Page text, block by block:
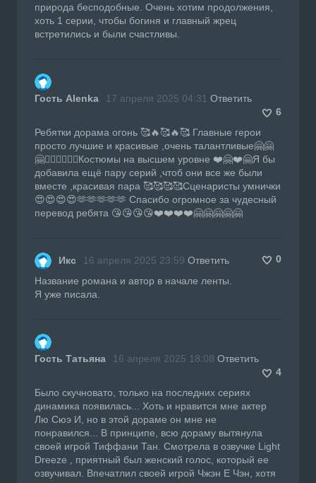
природа бесподобные. Очень хотим продолжения,
хоть 1 серии, чтобы богиня и главный жрец
встретились и были счастливы.
Гость Alenka 17 апреля 2025 04:31 Ответить
6
Ребятки дорама огонь 🥰🔥🥰🔥🥰 Главные герои
просто лучшие и красивые ,очень талантливые🤗🤗
🤗❤️‍🔥❤️‍🔥❤️‍🔥Костюмы на высшем уровне ❤️🤗❤️🤗Я бы
добавила ещё пару серий ,чтоб они все же были
вместе ,красивая пара 🥰🥰🥰🥰Сценаристы умнички
😍😍😍😍🫶🫶🫶🫶🫶 Спасибо огромное за чудесный
перевод ребята 😘😘😘😘❤️❤️❤️❤️🤗🤗🤗🤗🤗
Икс 16 апреля 2025 23:59 Ответить
0
Название романа и автор в начале ленты.
Я уже писала.
Гость Татьяна 16 апреля 2025 18:08 Ответить
4
Было скучновато, только на последних сериях
динамика появилась... Хоть и нравится мне актер
Лю Сюэ И, но в этой дораме он мне не
понравился... В принципе, всю дораму вытянула
своей игрой Тиффани Тан. Смотрела в озвучке Light
Dreeze , приятный был женский голос, который ее
озвучивал. Впечатлил своей игрой Чжэн Е Чэн, хотя